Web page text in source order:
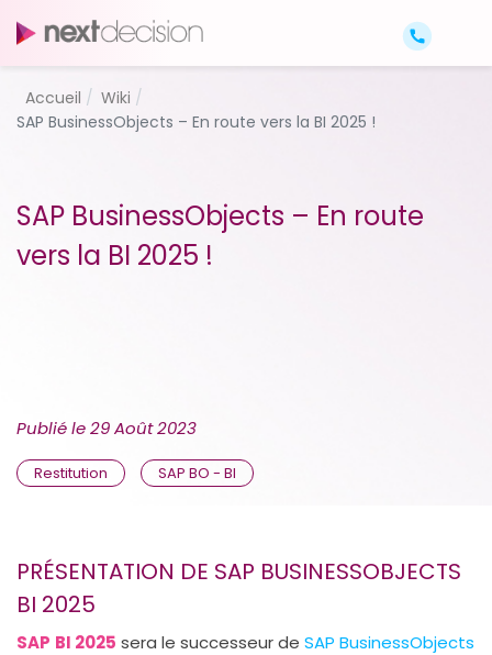
Accueil
Wiki
SAP BusinessObjects – En route vers la BI 2025 !
SAP BusinessObjects – En route
vers la BI 2025 !
Publié le29 Août 2023
Restitution SAP BO - BI
PRÉSENTATION DE SAP BUSINESSOBJECTS
BI 2025
SAP BI 2025 sera le successeur de SAP BusinessObjects